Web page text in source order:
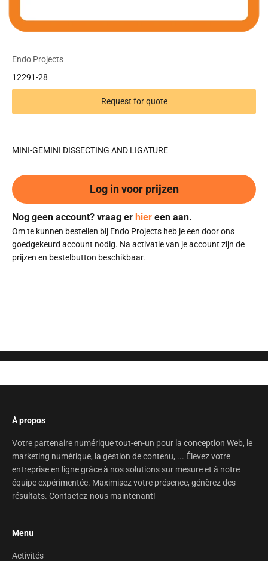
Endo Projects
12291-28
Request for quote
MINI-GEMINI DISSECTING AND LIGATURE
Log in voor prijzen
Nog geen account? vraag er hier een aan.
Om te kunnen bestellen bij Endo Projects heb je een door ons
goedgekeurd account nodig. Na activatie van je account zijn de
prijzen en bestelbutton beschikbaar.
À propos
Votre partenaire numérique tout-en-un pour la conception Web, le
marketing numérique, la gestion de contenu, ... Élevez votre
entreprise en ligne grâce à nos solutions sur mesure et à notre
équipe expérimentée. Maximisez votre présence, génèrez des
résultats. Contactez-nous maintenant!
Menu
Activités